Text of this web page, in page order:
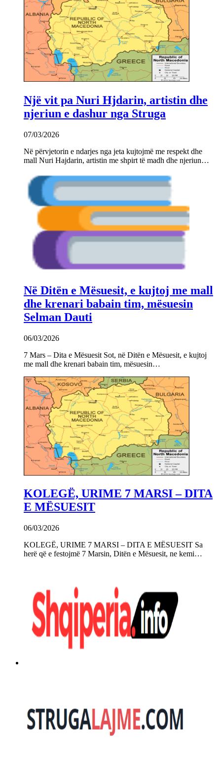
Një vit pa Nuri Hjdarin, artistin dhe
njeriun e dashur nga Struga
07/03/2026
Në përvjetorin e ndarjes nga jeta kujtojmë me respekt dhe
mall Nuri Hajdarin, artistin me shpirt të madh dhe njeriun…
Në Ditën e Mësuesit, e kujtoj me mall
dhe krenari babain tim, mësuesin
Selman Dauti
06/03/2026
7 Mars – Dita e Mësuesit Sot, në Ditën e Mësuesit, e kujtoj
me mall dhe krenari babain tim, mësuesin…
KOLEGË, URIME 7 MARSI – DITA
E MËSUESIT
06/03/2026
KOLEGË, URIME 7 MARSI – DITA E MËSUESIT Sa
herë që e festojmë 7 Marsin, Ditën e Mësuesit, ne kemi…